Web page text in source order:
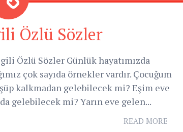
Özlü Sözler
Özlü Sözler Günlük hayatımızda
çok sayıda örnekler vardır. Çocuğum
kalkmadan gelebilecek mi? Eşim eve
gelebilecek mi? Yarın eve gelen...
READ MORE